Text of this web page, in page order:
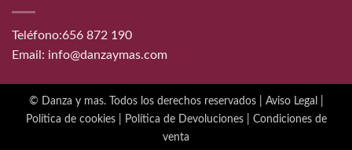
Teléfono:656 872 190
Email: info@danzaymas.com
© Danza y mas. Todos los derechos reservados | Aviso Legal
Política de cookies| Política de Devoluciones| Condiciones de
venta